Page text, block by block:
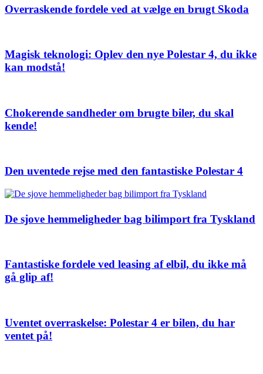
Overraskende fordele ved at vælge en brugt Skoda
Magisk teknologi: Oplev den nye Polestar 4, du ikke
kan modstå!
Chokerende sandheder om brugte biler, du skal
kende!
Den uventede rejse med den fantastiske Polestar 4
De sjove hemmeligheder bag bilimport fra Tyskland
Fantastiske fordele ved leasing af elbil, du ikke må
gå glip af!
Uventet overraskelse: Polestar 4 er bilen, du har
ventet på!